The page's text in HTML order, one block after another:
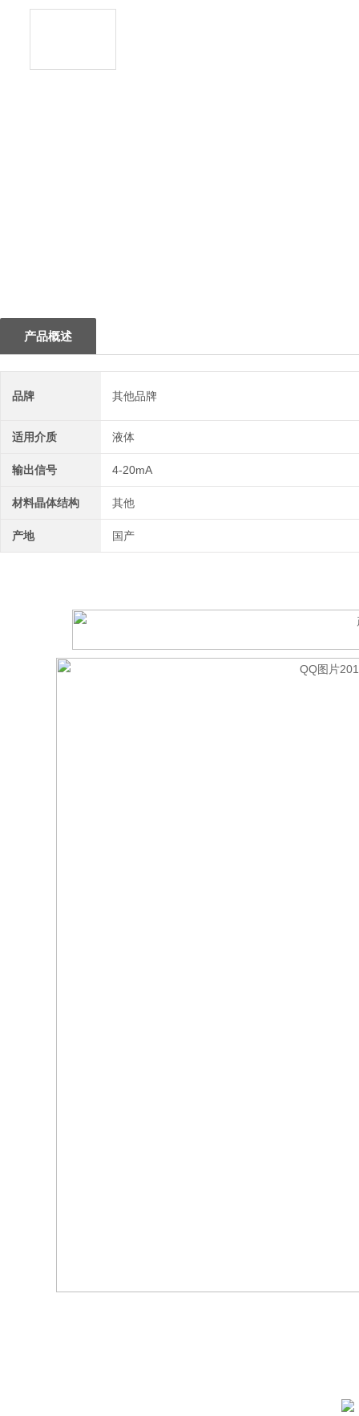
产品概述
品牌 其他品牌
适用介质 液体
输出信号 4-20mA
材料晶体结构 其他
产地 国产